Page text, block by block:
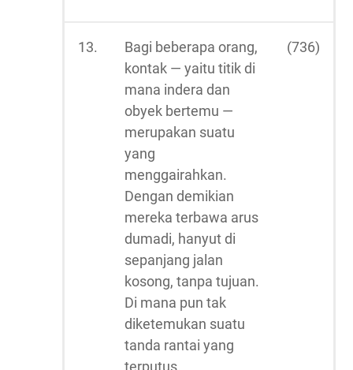
13.
Bagi beberapa orang,
kontak — yaitu titik di
mana indera dan
obyek bertemu —
merupakan suatu
yang
menggairahkan.
Dengan demikian
mereka terbawa arus
dumadi, hanyut di
sepanjang jalan
kosong, tanpa tujuan.
Di mana pun tak
diketemukan suatu
tanda rantai yang
terputus.
(736)